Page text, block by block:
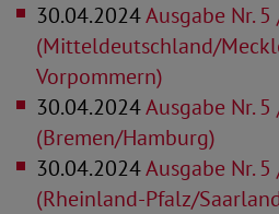
30.04.2024Ausgabe Nr.
(Mitteldeutschland/
Vorpommern)
30.04.2024Ausgabe Nr.
(Bremen/Hamburg)
30.04.2024Ausgabe Nr.
(Rheinland-Pfalz/